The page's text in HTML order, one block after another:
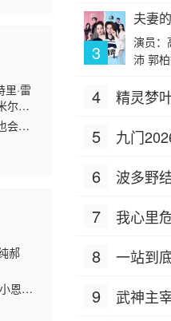
·雷
尔诺
会像
碎
郝
Ekarat Wongcharat
恩
3
夫妻
演员：
沛 郭
4
精灵梦
5 九门
6 波多野
7
我心里
8 一站到
9 武神主